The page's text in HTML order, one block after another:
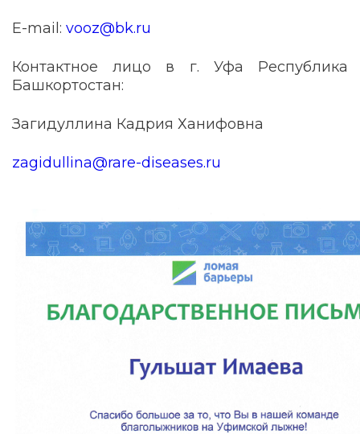
E-mail: vooz@bk.ru
Контактное лицо в г. Уфа Республика
Башкортостан:
Загидуллина Кадрия Ханифовна
zagidullina@rare-diseases.ru